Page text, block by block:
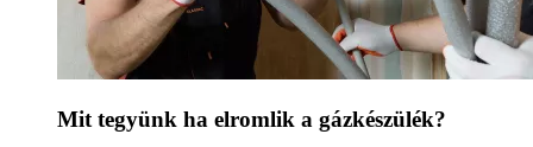
Mit tegyünk ha elromlik a gázkészülék?